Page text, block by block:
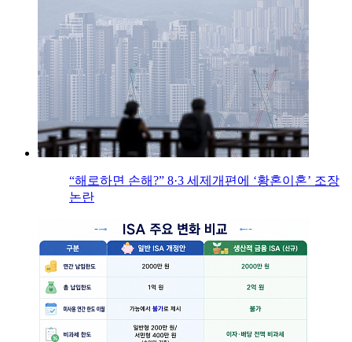
“해로하면 손해?” 8·3 세제개편에 ‘황혼이혼’ 조장
논란